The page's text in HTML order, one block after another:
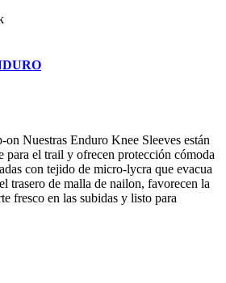
Nuestras Enduro Knee Sleeves están
para el trail y ofrecen protección cómoda
con tejido de micro-lycra que evacua
trasero de malla de nailon, favorecen la
fresco en las subidas y listo para